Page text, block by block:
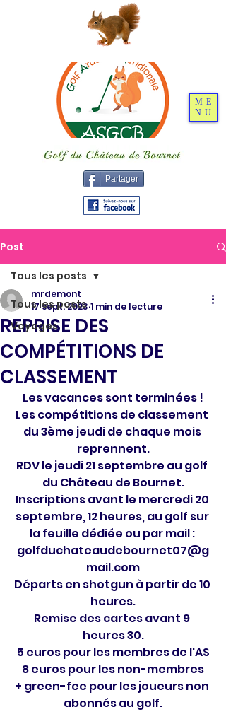
Partager
ME
NU
Post
Tous les posts
Voyages
Tous les posts
REPRISE DES
COMPÉTITIONS DE
CLASSEMENT
mrdemont
17 sept. 2023 1 min de lecture
Les vacances sont terminées !
Les compétitions de classement
du 3ème jeudi de chaque mois
reprennent.
RDV le jeudi 21 septembre au golf
du Château de Bournet.
Inscriptions avant le mercredi 20
septembre, 12 heures, au golf sur
la feuille dédiée ou par mail :
golfduchateaudebournet07@g
mail.com
Départs en shotgun à partir de 10
heures.
Remise des cartes avant 9
heures 30.
5 euros pour les membres de l'AS
8 euros pour les non-membres
+ green-fee pour les joueurs non
abonnés au golf.